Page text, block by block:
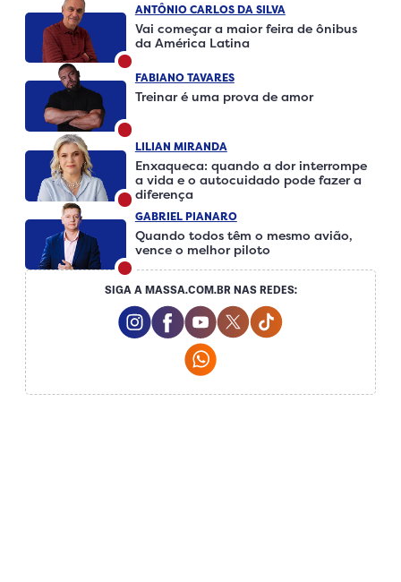
ANTÔNIO CARLOS DA SILVA
Vai começar a maior feira de ônibus
da América Latina
FABIANO TAVARES
Treinar é uma prova de amor
LILIAN MIRANDA
Enxaqueca: quando a dor interrompe
a vida e o autocuidado pode fazer a
diferença
GABRIEL PIANARO
Quando todos têm o mesmo avião,
vence o melhor piloto
SIGA A MASSA.COM.BR NAS REDES:
Instagram Social Media
Facebook Social Media
Youtube Social Media
Twitter Social Media
Tiktok Social
Whatsapp Social Media